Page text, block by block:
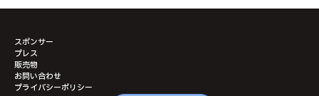
スポンサー
プレス
販売物
お問い合わせ
プライバシーポリシー